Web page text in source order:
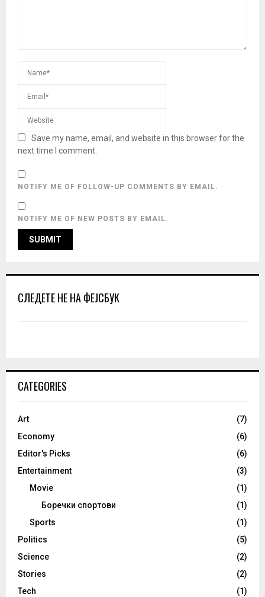
Save my name, email, and website in this browser for the
next time I comment.
NOTIFY ME OF FOLLOW-UP COMMENTS BY EMAIL.
NOTIFY ME OF NEW POSTS BY EMAIL.
СЛЕДЕТЕ НЕ НА ФЕЈСБУК
CATEGORIES
Art
(7)
Economy
(6)
Editor's Picks
(6)
Entertainment
(3)
Movie
(1)
Боречки спортови
(1)
Sports
(1)
Politics
(5)
Science
(2)
Stories
(2)
Tech
(1)